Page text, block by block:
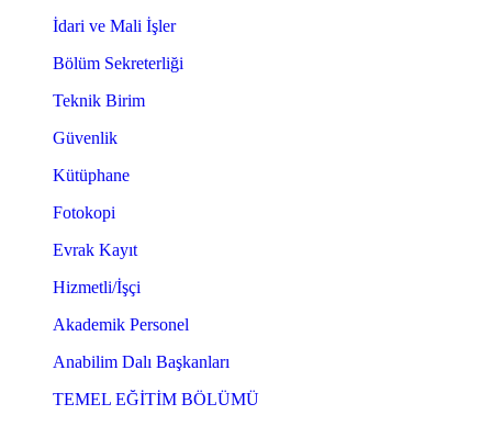
İdari ve Mali İşler
Bölüm Sekreterliği
Teknik Birim
Güvenlik
Kütüphane
Fotokopi
Evrak Kayıt
Hizmetli/İşçi
Akademik Personel
Anabilim Dalı Başkanları
TEMEL EĞİTİM BÖLÜMÜ